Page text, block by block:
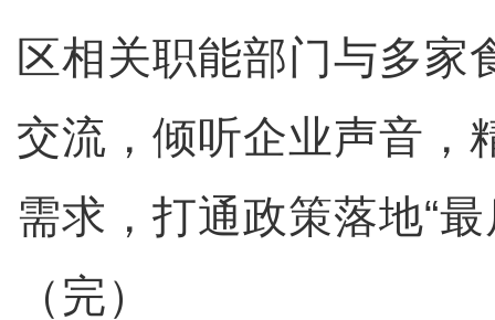
区相关职能部门与多家
交流，倾听企业声音，
需求，打通政策落地“
（完）